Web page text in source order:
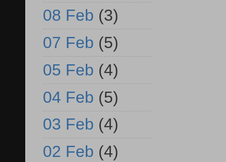
08 Feb (3)
07 Feb (5)
05 Feb (4)
04 Feb (5)
03 Feb (4)
02 Feb (4)